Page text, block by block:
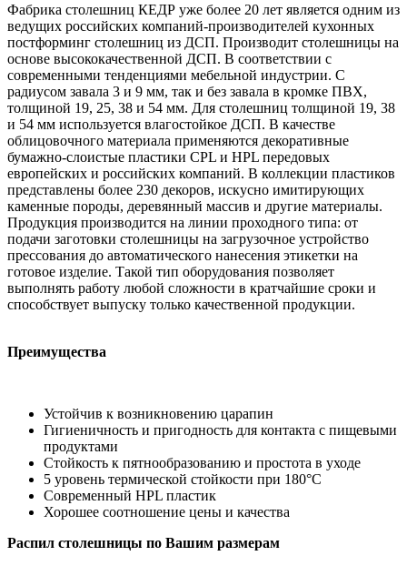
Фабрика столешниц КЕДР уже более 20 лет является одним из
ведущих российских компаний-производителей кухонных
постформинг столешниц из ДСП. Производит столешницы на
основе высококачественной ДСП. В соответствии с
современными тенденциями мебельной индустрии. С
радиусом завала 3 и 9 мм, так и без завала в кромке ПВХ,
толщиной 19, 25, 38 и 54 мм. Для столешниц толщиной 19, 38
и 54 мм используется влагостойкое ДСП. В качестве
облицовочного материала применяются декоративные
бумажно-слоистые пластики CPL и HPL передовых
европейских и российских компаний. В коллекции пластиков
представлены более 230 декоров, искусно имитирующих
каменные породы, деревянный массив и другие материалы.
Продукция производится на линии проходного типа: от
подачи заготовки столешницы на загрузочное устройство
прессования до автоматического нанесения этикетки на
готовое изделие. Такой тип оборудования позволяет
выполнять работу любой сложности в кратчайшие сроки и
способствует выпуску только качественной продукции.
Преимущества
Устойчив к возникновению царапин
Гигиеничность и пригодность для контакта с пищевыми
продуктами
Стойкость к пятнообразованию и простота в уходе
5 уровень термической стойкости при 180°С
Современный HPL пластик
Хорошее соотношение цены и качества
Распил столешницы по Вашим размерам